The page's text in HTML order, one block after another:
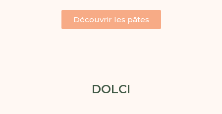
Découvrir les pâtes
DOLCI